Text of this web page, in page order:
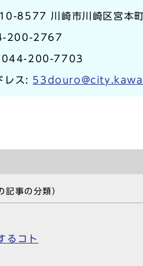
8577 川崎市川崎区宮本
200-2767
044-200-7703
レス:
記事の分類）
るコト